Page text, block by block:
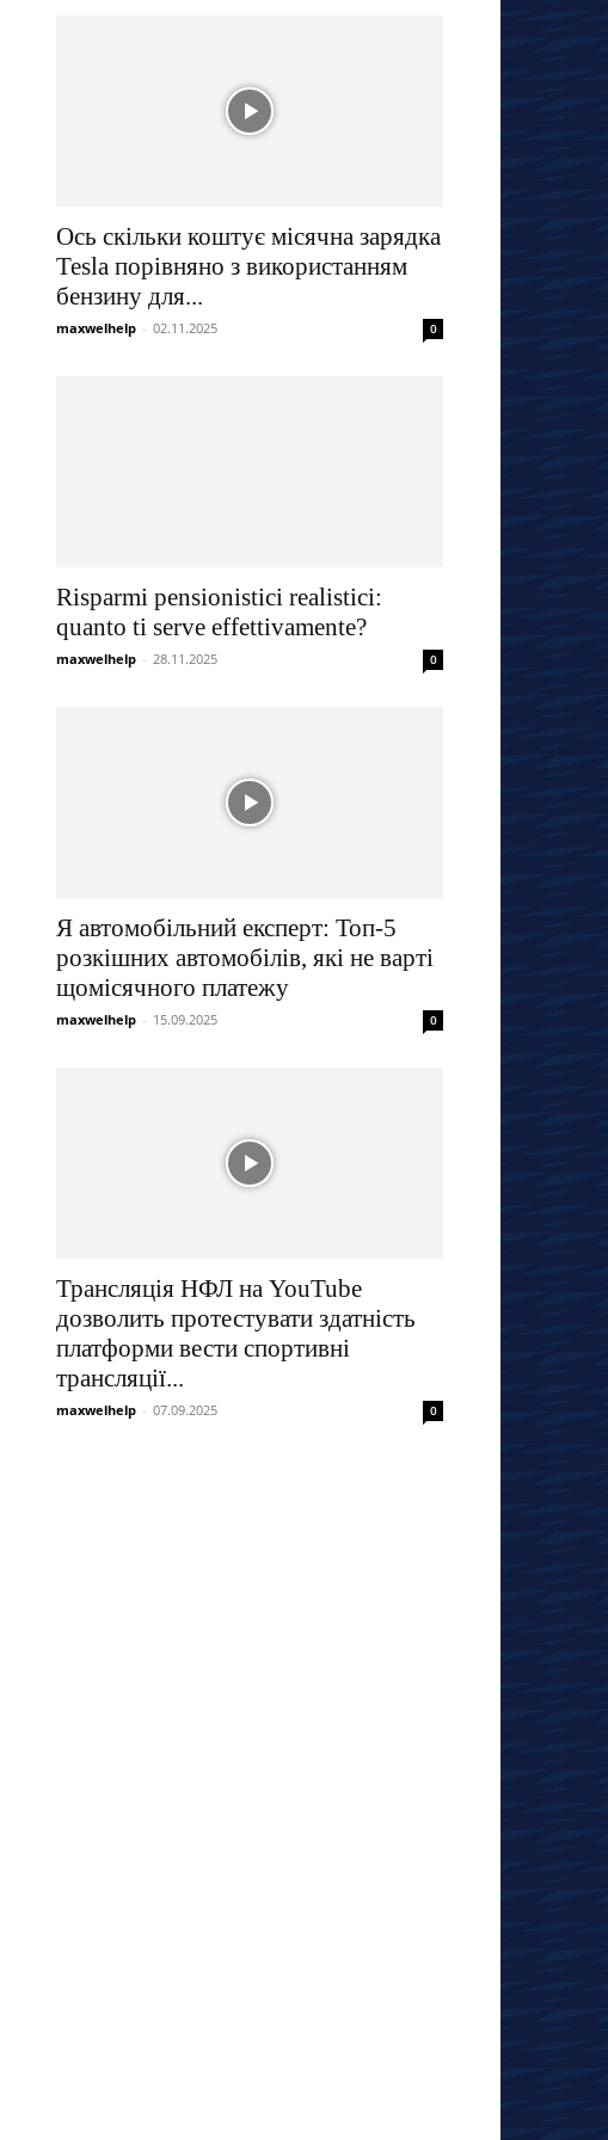
Ось скільки коштує місячна зарядка
Tesla порівняно з використанням
бензину для...
maxwelhelp - 02.11.2025 0
Risparmi pensionistici realistici:
quanto ti serve effettivamente?
maxwelhelp - 28.11.2025 0
Я автомобільний експерт: Топ-5
розкішних автомобілів, які не варті
щомісячного платежу
maxwelhelp - 15.09.2025 0
Трансляція НФЛ на YouTube
дозволить протестувати здатність
платформи вести спортивні
трансляції...
maxwelhelp - 07.09.2025 0